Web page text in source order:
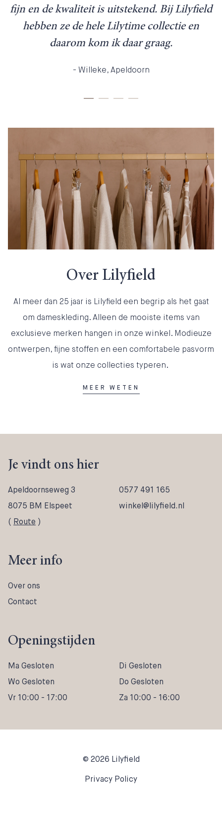
fijn en de kwaliteit is uitstekend. Bij Lilyfield
hebben ze de hele Lilytime collectie en
daarom kom ik daar graag.
- Willeke, Apeldoorn
Over Lilyfield
Al meer dan 25 jaar is Lilyfield een begrip als het gaat
om dameskleding. Alleen de mooiste items van
exclusieve merken hangen in onze winkel. Modieuze
ontwerpen, fijne stoffen en een comfortabele pasvorm
is wat onze collecties typeren.
MEER WETEN
Je vindt ons hier
Apeldoornseweg 3
0577 491 165
8075 BM Elspeet
winkel@lilyfield.nl
( Route )
Meer info
Over ons
Contact
Openingstijden
Ma Gesloten
Di Gesloten
Wo Gesloten
Do Gesloten
Vr 10:00 - 17:00
Za 10:00 - 16:00
© 2026 Lilyfield
Privacy Policy